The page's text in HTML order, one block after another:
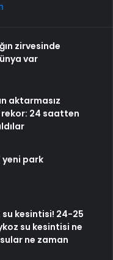
zirvesinde
var
aktarmasız
24 saatten
yeni park
su kesintisi! 24-25
su kesintisi ne
ne zaman